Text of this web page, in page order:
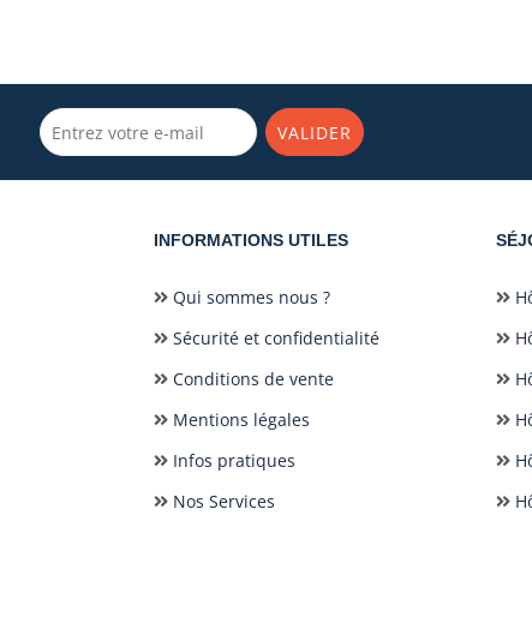
VALIDER
INFORMATIONS UTILES
Qui sommes nous ?
Sécurité et confidentialité
Conditions de vente
Mentions légales
Infos pratiques
Nos Services